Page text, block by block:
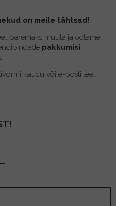
on meile tähtsad!
paremaks muuta ja ootame
pakkumisi
kaudu või e-posti teel